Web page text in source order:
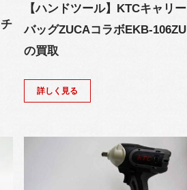
【ハンドツール】KTCキャリー
バッグZUCAコラボEKB-106ZU
の買取
詳しく見る